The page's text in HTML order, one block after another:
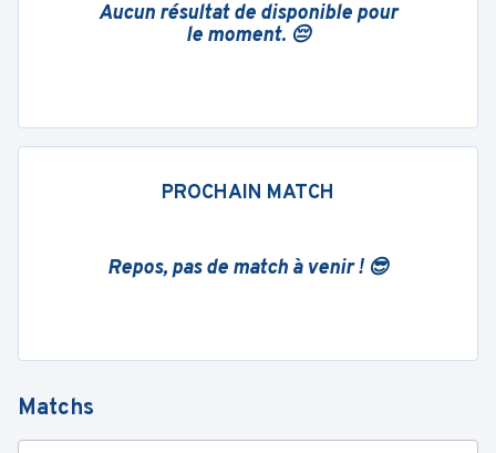
Aucun résultat de disponible pour
le moment. 😔
PROCHAIN MATCH
Repos, pas de match à venir ! 😎
Matchs